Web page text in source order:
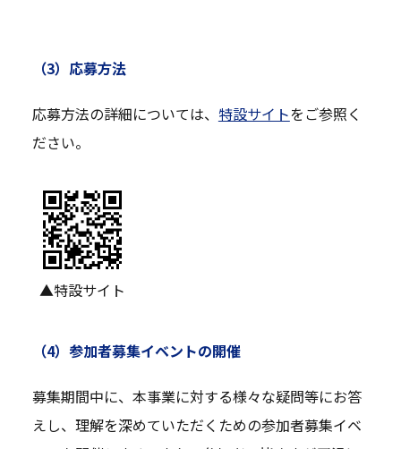
（3）応募方法
応募方法の詳細については、 特設サイトをご参照く
ださい。
▲特設サイト
（4）参加者募集イベントの開催
募集期間中に、本事業に対する様々な疑問等にお答
えし、理解を深めていただくための参加者募集イベ